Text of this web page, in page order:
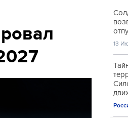
Происшествия
13